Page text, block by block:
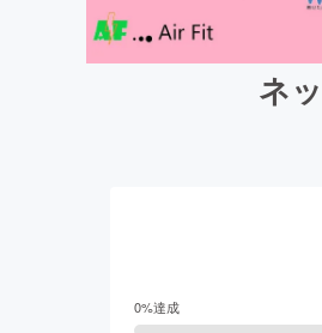
ネ
0%達成